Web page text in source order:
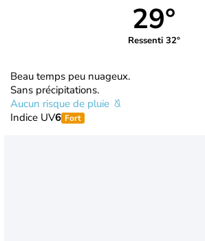
29°
Ressenti 32°
Beau temps peu nuageux.
Sans précipitations.
Aucun risque de pluie
Indice UV6 Fort